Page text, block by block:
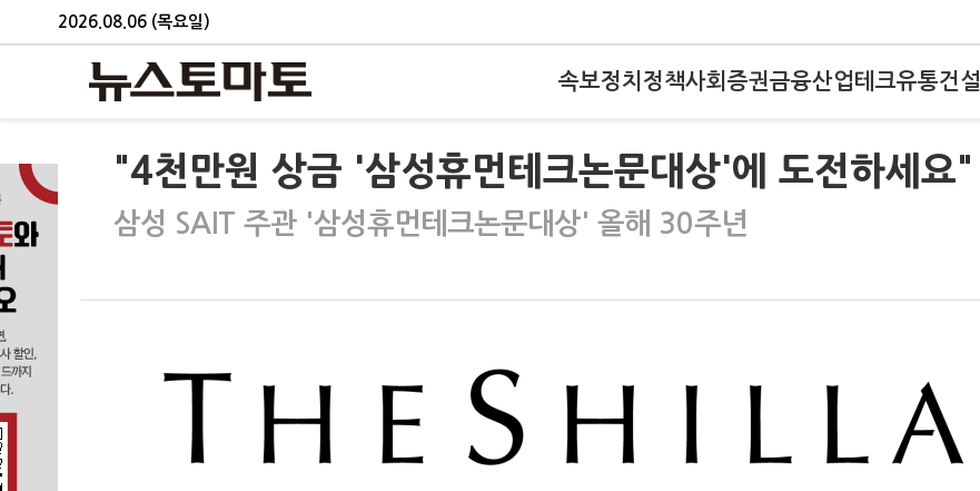
2026.08.06 (목요일)
속보정치 정책사회 증권금융산업테크유통건설
"4천만원 상금 '삼성휴먼테크논문대상'에 도전하세요"
삼성 SAIT 주관 '삼성휴먼테크논문대상' 올해 30주년